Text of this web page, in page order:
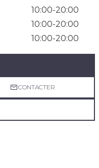
10:00-20:00
10:00-20:00
10:00-20:00
CONTACTER